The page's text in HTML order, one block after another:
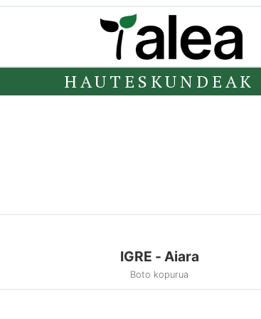
HAUTESKUNDEAK
IGRE - Aiara
Boto kopurua